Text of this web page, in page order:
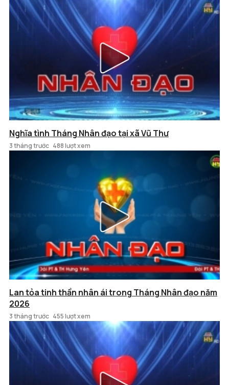
Nghĩa tình Tháng Nhân đạo tại xã Vũ Thư
3 tháng trước 488 lượt xem
Lan tỏa tinh thần nhân ái trong Tháng Nhân đạo năm
2026
3 tháng trước 455 lượt xem